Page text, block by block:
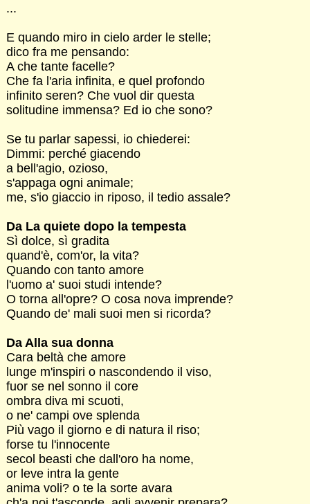
...
E quando miro in cielo arder le stelle;
dico fra me pensando:
A che tante facelle?
Che fa l'aria infinita, e quel profondo
infinito seren? Che vuol dir questa
solitudine immensa? Ed io che sono?
Se tu parlar sapessi, io chiederei:
Dimmi: perché giacendo
a bell'agio, ozioso,
s'appaga ogni animale;
me, s'io giaccio in riposo, il tedio assale?
Da La quiete dopo la tempesta
Sì dolce, sì gradita
quand'è, com'or, la vita?
Quando con tanto amore
l'uomo a' suoi studi intende?
O torna all'opre? O cosa nova imprende?
Quando de' mali suoi men si ricorda?
Da Alla sua donna
Cara beltà che amore
lunge m'inspiri o nascondendo il viso,
fuor se nel sonno il core
ombra diva mi scuoti,
o ne' campi ove splenda
Più vago il giorno e di natura il riso;
forse tu l'innocente
secol beasti che dall'oro ha nome,
or leve intra la gente
anima voli? o te la sorte avara